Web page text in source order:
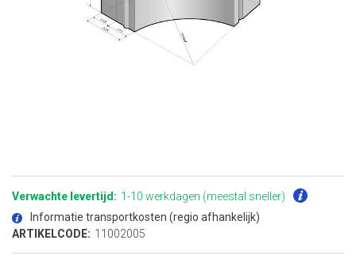
naar
begin
de
afbeeldingen-
Verwachte levertijd: 1-10 werkdagen (meestal sneller)
Informatie transportkosten (regio afhankelijk)
ARTIKELCODE: 11002005